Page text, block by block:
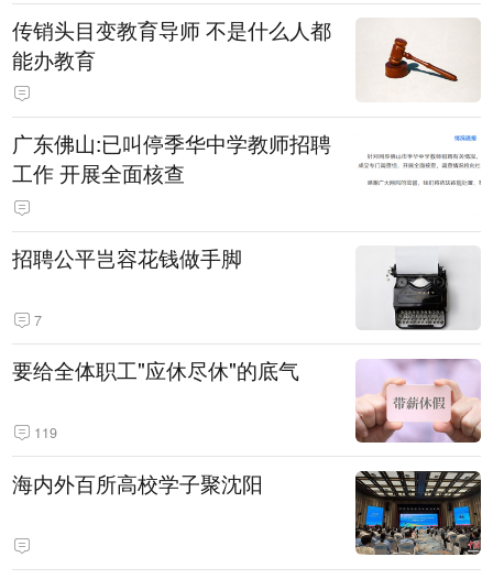
传销头目变教育导师 不是什么人都
能办教育
广东佛山:已叫停季华中学教师招聘
工作 开展全面核查
招聘公平岂容花钱做手脚
7
要给全体职工"应休尽休"的底气
119
海内外百所高校学子聚沈阳